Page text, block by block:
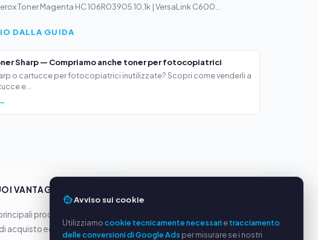
Toner Magenta HC 106R03905 10,1k | VersaLink C600...
DALLA GUIDA
Sharp — Compriamo anche toner per fotocopiatrici
o cartucce per fotocopiatrici inutilizzate? Scopri come venderli a
e...
VANTAGGI
produttori
acquisto equi
Informativa sulla privacy
Avviso sui cookie
Utilizziamocookie tecnicamente necessarietracciamento
delle conversioni di Google Ads per misurare se i nostri